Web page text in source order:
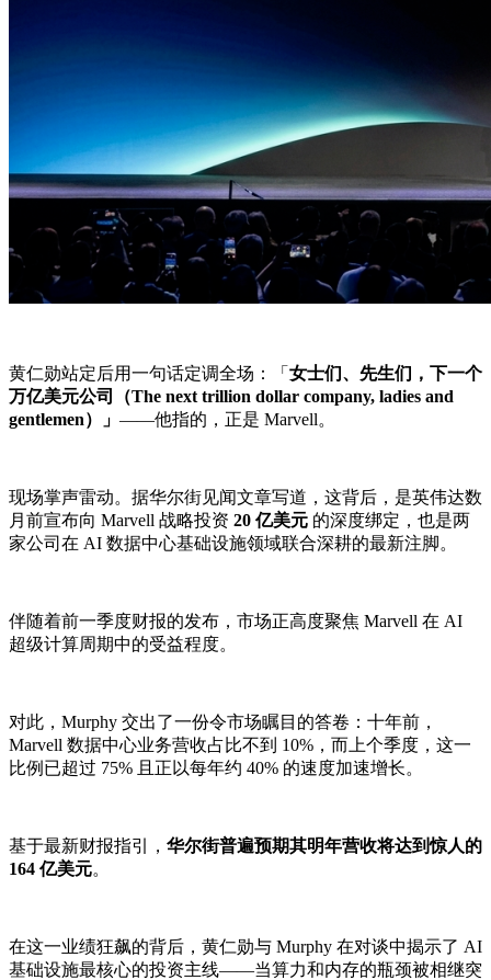
黄仁勋站定后用一句话定调全场：「 女士们、先生们，下一个
万亿美元公司（The next trillion dollar company, ladies and
gentlemen）」 ——他指的，正是 Marvell。
现场掌声雷动。据华尔街见闻文章写道，这背后，是英伟达数
月前宣布向 Marvell 战略投资 20 亿美元 的深度绑定，也是两
家公司在 AI 数据中心基础设施领域联合深耕的最新注脚。
伴随着前一季度财报的发布，市场正高度聚焦 Marvell 在 AI
超级计算周期中的受益程度。
对此，Murphy 交出了一份令市场瞩目的答卷：十年前，
Marvell 数据中心业务营收占比不到 10%，而上个季度，这一
比例已超过 75% 且正以每年约 40% 的速度加速增长。
基于最新财报指引， 华尔街普遍预期其明年营收将达到惊人的
164 亿美元。
在这一业绩狂飙的背后，黄仁勋与 Murphy 在对谈中揭示了 AI
基础设施最核心的投资主线——当算力和内存的瓶颈被相继突